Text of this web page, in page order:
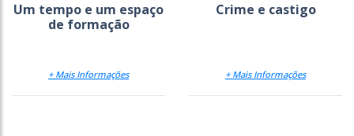
Um tempo e um espaço
de formação
+ Mais Informações
Crime e castigo
+ Mais Informações